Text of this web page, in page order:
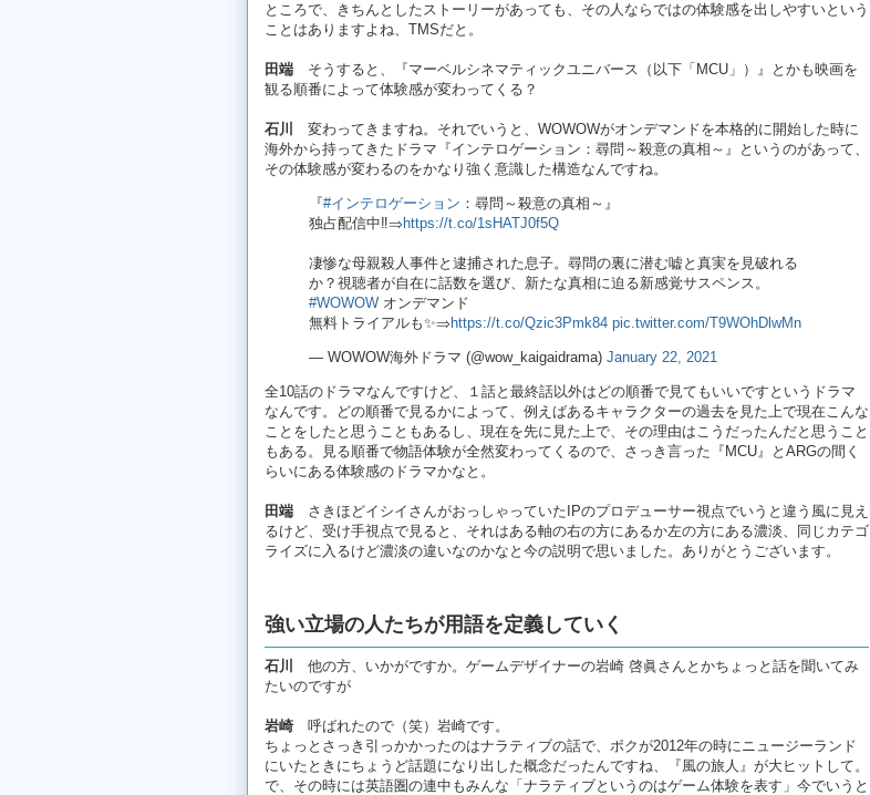
ところで、きちんとしたストーリーがあっても、その人ならではの体験感を出しやすいという
ことはありますよね、TMSだと。
田端 そうすると、『マーベルシネマティックユニバース（以下「MCU」）』とかも映画を
観る順番によって体験感が変わってくる？
石川
変わってきますね。それでいうと、WOWOWがオンデマンドを本格的に開始した時に
海外から持ってきたドラマ『インテロゲーション：尋問～殺意の真相～』というのがあって、
その体験感が変わるのをかなり強く意識した構造なんですね。
『#インテロゲーション ：尋問～殺意の真相～』
独占配信中‼️⇒https://t.co/1sHATJ0f5Q
凄惨な母親殺人事件と逮捕された息子。尋問の裏に潜む嘘と真実を見破れる
か？視聴者が自在に話数を選び、新たな真相に迫る新感覚サスペンス。
#WOWOW オンデマンド
無料トライアルも✨⇒https://t.co/Qzic3Pmk84 pic.twitter.com/T9WOhDlwMn
— WOWOW海外ドラマ (@wow_kaigaidrama) January 22, 2021
全10話のドラマなんですけど、１話と最終話以外はどの順番で見てもいいですというドラマ
なんです。どの順番で見るかによって、例えばあるキャラクターの過去を見た上で現在こんな
ことをしたと思うこともあるし、現在を先に見た上で、その理由はこうだったんだと思うこと
もある。見る順番で物語体験が全然変わってくるので、さっき言った『MCU』とARGの間く
らいにある体験感のドラマかなと。
田端 さきほどイシイさんがおっしゃっていたIPのプロデューサー視点でいうと違う風に見え
るけど、受け手視点で見ると、それはある軸の右の方にあるか左の方にある濃淡、同じカテゴ
ライズに入るけど濃淡の違いなのかなと今の説明で思いました。ありがとうございます。
強い立場の人たちが用語を定義していく
石川
他の方、いかがですか。ゲームデザイナーの岩崎 啓眞さんとかちょっと話を聞いてみ
たいのですが
岩崎呼ばれたので（笑）岩崎です。
ちょっとさっき引っかかったのはナラティブの話で、ボクが2012年の時にニュージーランド
にいたときにちょうど話題になり出した概念だったんですね、『風の旅人』が大ヒットして。
で、その時には英語圏の連中もみんな「ナラティブというのはゲーム体験を表す」今でいうと